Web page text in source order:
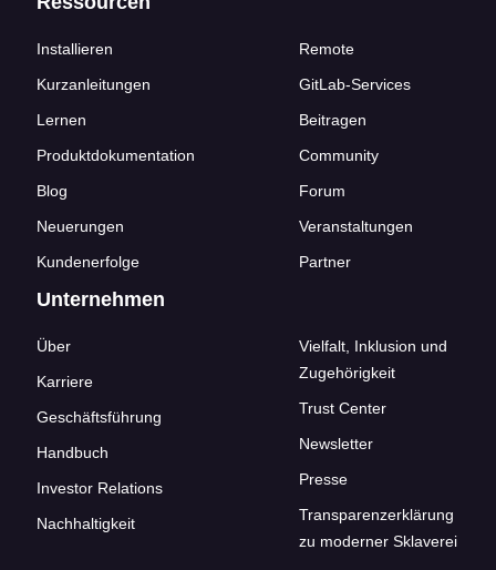
Installieren
Kurzanleitungen
Lernen
Produktdokumentation
Blog
Neuerungen
Kundenerfolge
Remote
GitLab-Services
Beitragen
Community
Forum
Veranstaltungen
Partner
Unternehmen
Über
Karriere
Geschäftsführung
Handbuch
Investor Relations
Nachhaltigkeit
Vielfalt, Inklusion und
Zugehörigkeit
Trust Center
Newsletter
Presse
Transparenzerklärung
zu moderner Sklaverei